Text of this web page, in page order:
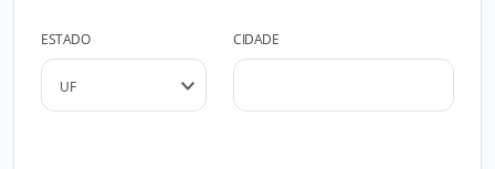
ESTADO CIDADE